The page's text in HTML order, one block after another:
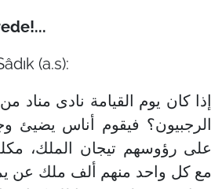
(a.s):
إذا كان يوم القيامة نادى مناد
الرجبيون؟ فيقوم أناس يضيئ
على رؤوسهم تيجان الملك،
مع كل واحد منهم ألف ملك عن